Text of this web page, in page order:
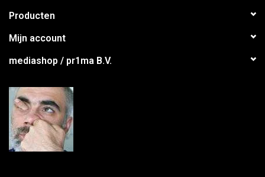
Producten
Mijn account
mediashop / pr1ma B.V.